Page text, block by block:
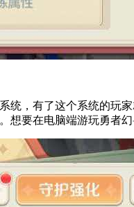
统，有了这个系统的玩
想要在电脑端游玩勇者